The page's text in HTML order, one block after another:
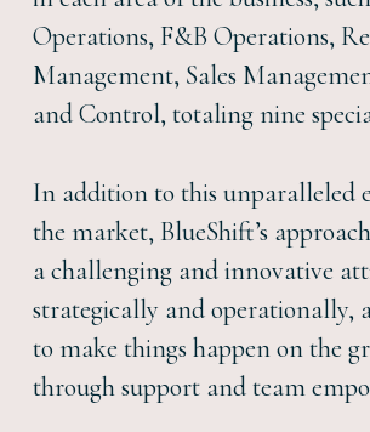
Operations, F&B Operations,
Management, Sales
and Control, totaling nine
In addition to this unparalleled
the market, BlueShift’s
a challenging and innovative
strategically and operationally,
to make things happen on the
through support and team